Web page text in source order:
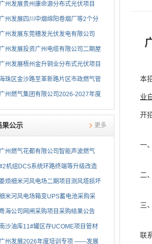
本
业
开
一
二
三
联
处理中心等3个分布...
州发展贵州康命源分布式光伏项目
总承包（第二次招标...
州发展四川中烟绵阳卷烟厂等2个分
式光伏项目EPC总承包...
州发展东莞穗发光伏发电有限公司
广州港新沙港务有限公...
州发展投资广州电缆有限公司二期屋
分布式光伏项目EPC...
州发展梧州金升铜业分布式光伏项目
总承包招标公告
珠区金沙路至革新路片区市政燃气管
更新工程招标公告
州燃气集团有限公司2026-2027年度
气用埋地聚乙烯（PE1...
果公示 更多
州燃气花都有限公司智能声波燃气
管道定位仪采购项目采...
机组DCS系统环路终端等升级改造
资公开询比采购采购结...
烦细米河风电场二期项目测风塔损坏
备采购采购结果公告
米河风电场箱变UPS蓄电池采购采
结果公告
海公司网闸采购项目采购结果公告
南沙油库11#罐区存UCOME项目管材
购采购结果公告
州发展2026年度培训专项 ——发展